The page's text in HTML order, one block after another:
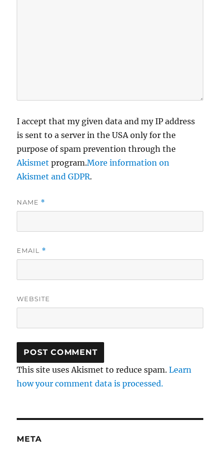
I accept that my given data and my IP address
is sent to a server in the USA only for the
purpose of spam prevention through the
Akismet program.More information on
Akismet and GDPR.
NAME *
EMAIL *
WEBSITE
This site uses Akismet to reduce spam.Learn
how your comment data is processed.
META